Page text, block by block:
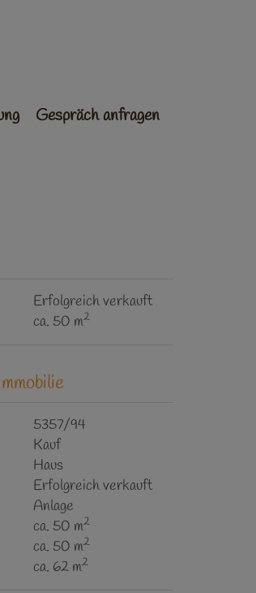
Gespräch anfragen
Erfolgreich verkauft
ca. 50 m2
5357/94
Kauf
Haus
Erfolgreich verkauft
Anlage
ca. 50 m2
ca. 50 m2
ca. 62 m2